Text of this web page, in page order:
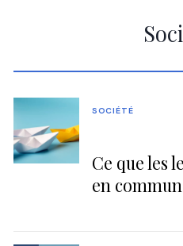
Ce que les
en commun
SOCIÉTÉ